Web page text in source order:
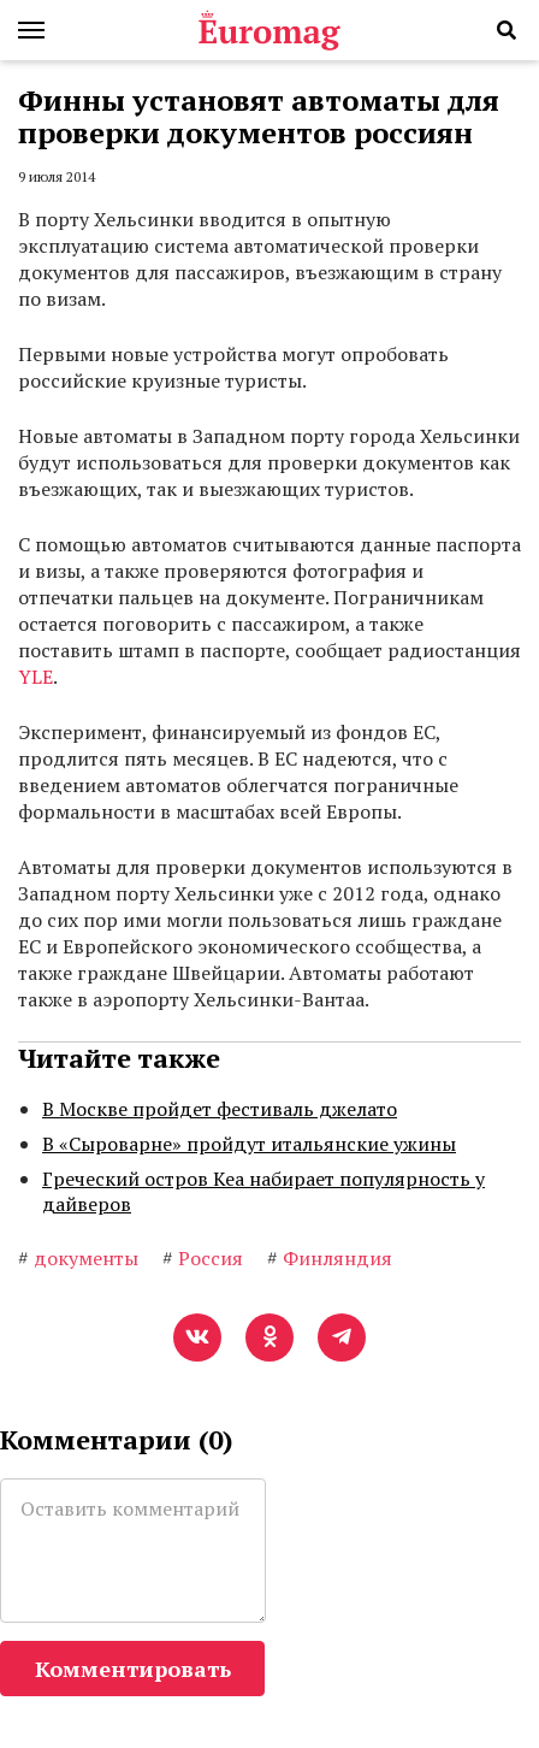
Финны установят автоматы для
проверки документов россиян
9 июля 2014
В порту Хельсинки вводится в опытную
эксплуатацию система автоматической проверки
документов для пассажиров, въезжающим в страну
по визам.
Первыми новые устройства могут опробовать
российские круизные туристы.
Новые автоматы в Западном порту города Хельсинки
будут использоваться для проверки документов как
въезжающих, так и выезжающих туристов.
С помощью автоматов cчитываются данные паспорта
и визы, а также проверяются фотография и
отпечатки пальцев на документе. Пограничникам
остается поговорить с пассажиром, а также
поставить штамп в паспорте, сообщает радиостанция
YLE.
Эксперимент, финансируемый из фондов ЕС,
продлится пять месяцев. В ЕС надеются, что с
введением автоматов облегчатся пограничные
формальности в масштабах всей Европы.
Автоматы для проверки документов используются в
Западном порту Хельсинки уже с 2012 года, однако
до сих пор ими могли пользоваться лишь граждане
ЕС и Европейского экономического ссобщества, а
также граждане Швейцарии. Автоматы работают
также в аэропорту Хельсинки-Вантаа.
Читайте также
В Москве пройдет фестиваль джелато
В «Сыроварне» пройдут итальянские ужины
Греческий остров Кеа набирает популярность у
дайверов
# документы # Россия # Финляндия
Комментарии (0)
Комментировать